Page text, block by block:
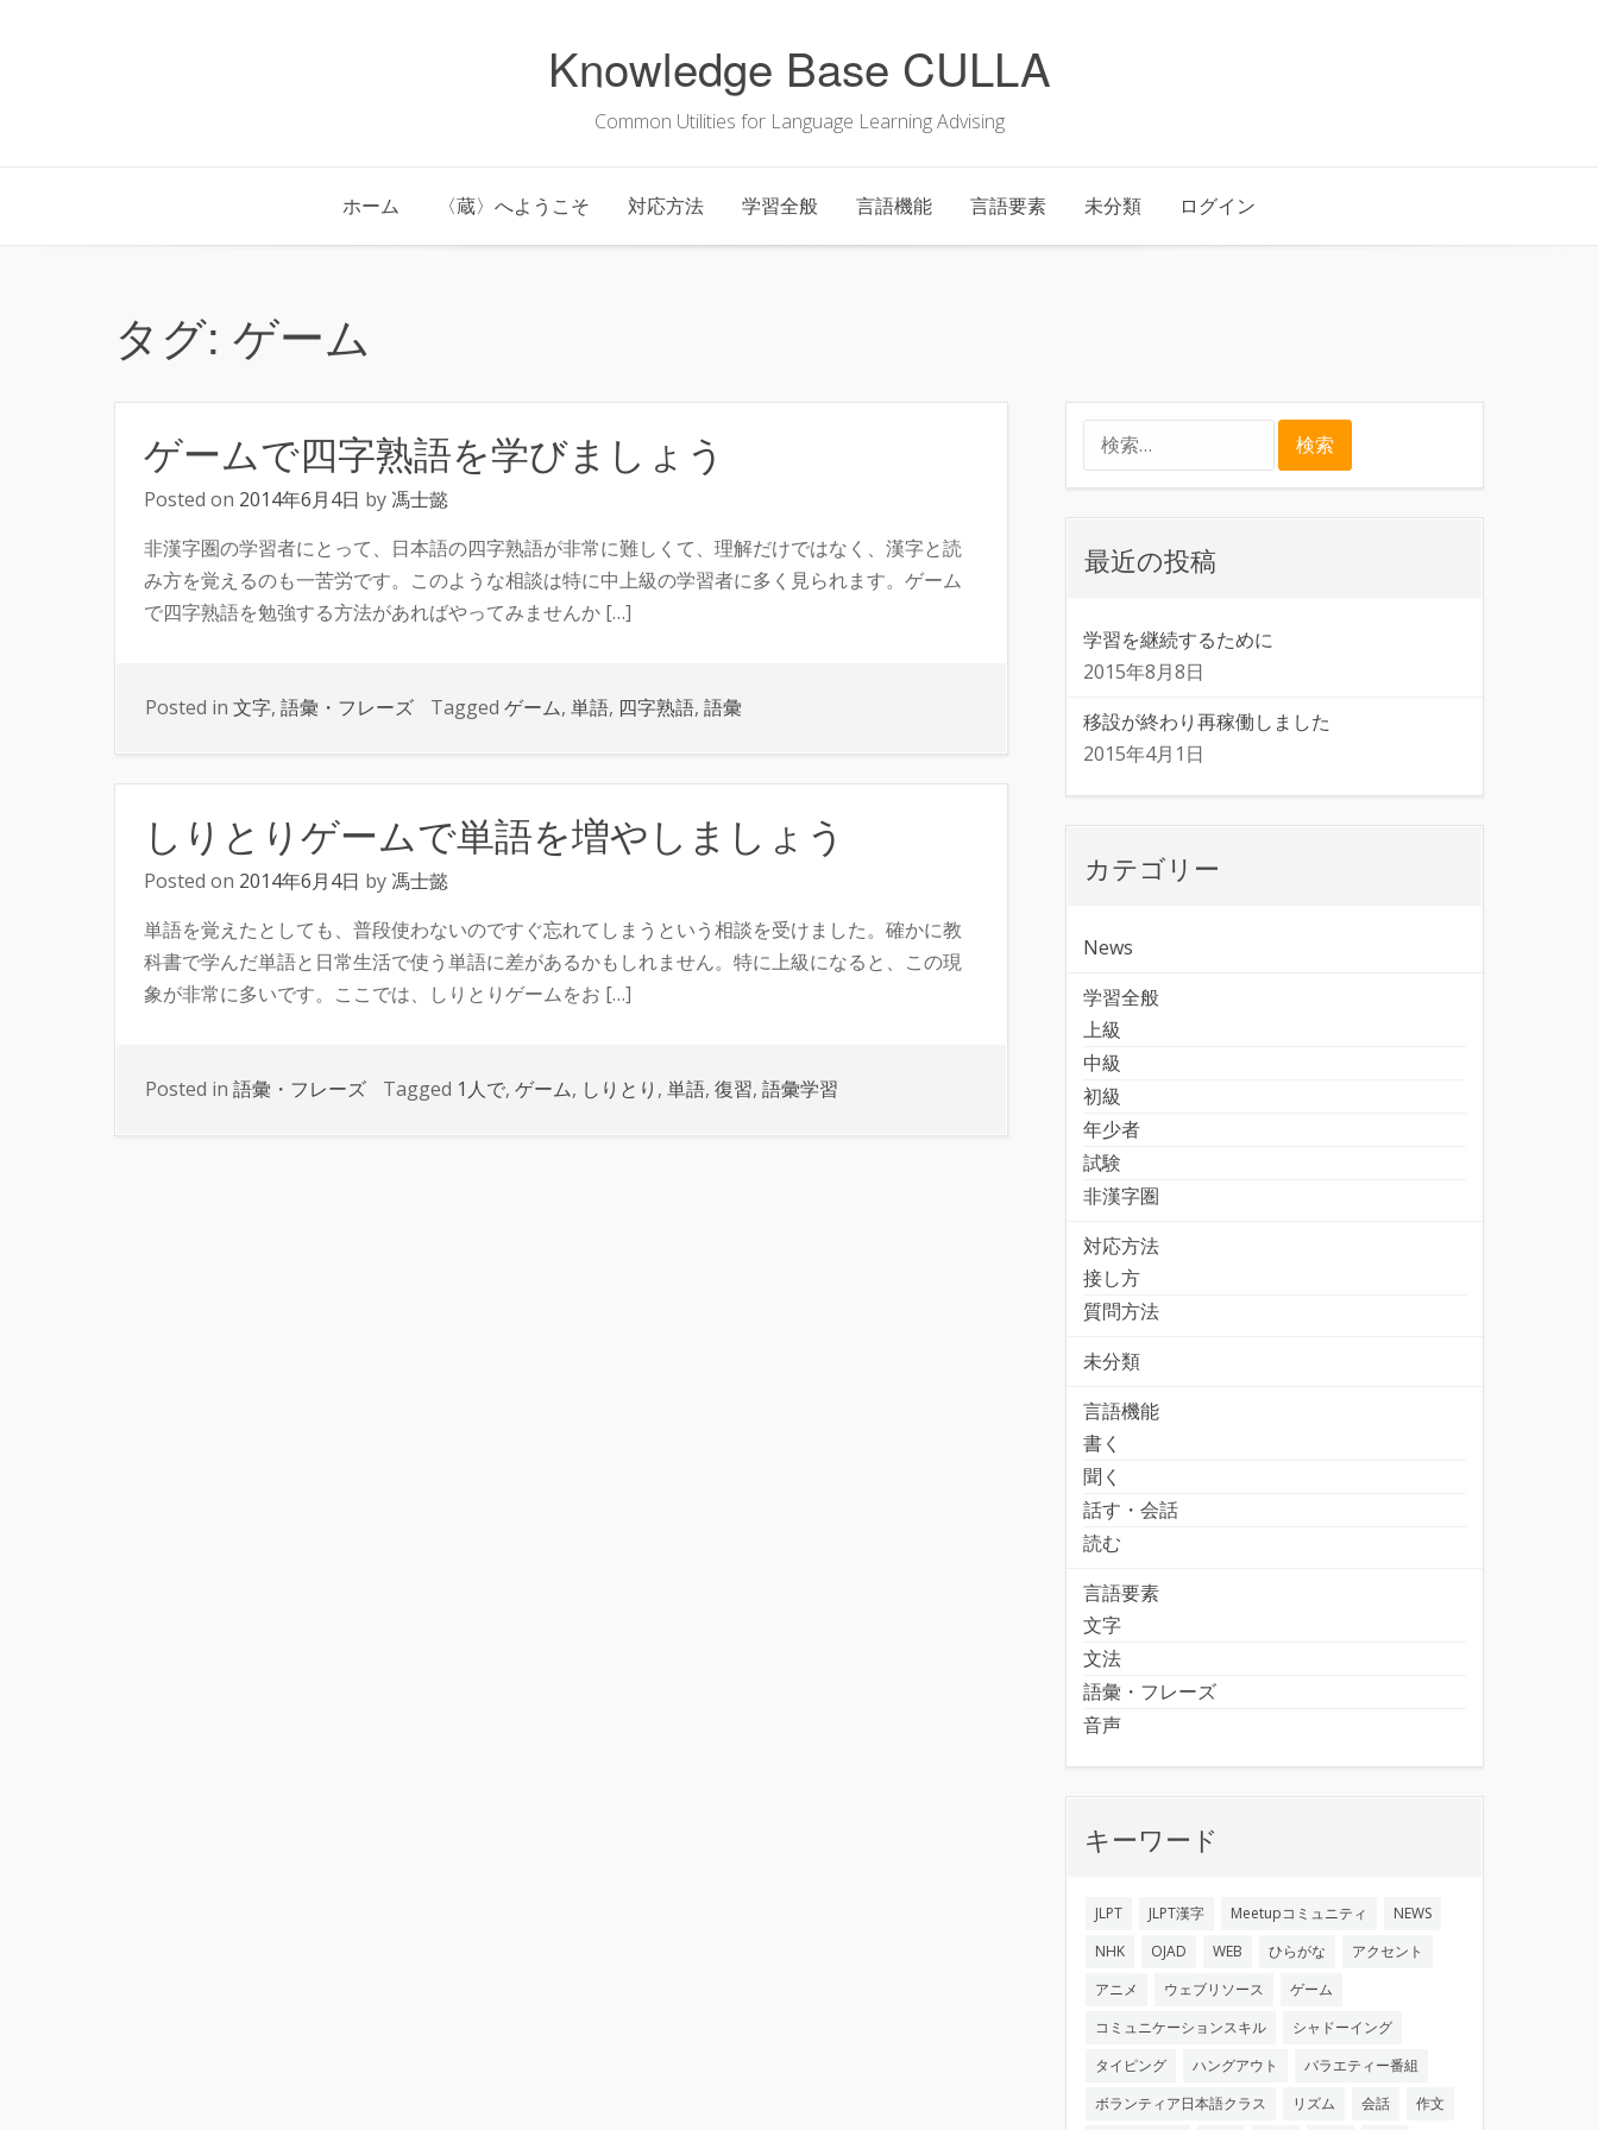
Knowledge Base CULLA
Common Utilities for Language Learning Advising
ホーム 〈蔵〉へようこそ 対応方法 学習全般 言語機能 言語要素 未分類 ログイン
タグ: ゲーム
ゲームで四字熟語を学びましょう
Posted on 2014年6月4日 by 馮士懿
非漢字圏の学習者にとって、日本語の四字熟語が非常に難しくて、理解だけではなく、漢字と読
み方を覚えるのも一苦労です。このような相談は特に中上級の学習者に多く見られます。ゲーム
で四字熟語を勉強する方法があればやってみませんか […]
Posted in 文字, 語彙・フレーズ Tagged ゲーム, 単語, 四字熟語, 語彙
しりとりゲームで単語を増やしましょう
Posted on 2014年6月4日 by 馮士懿
単語を覚えたとしても、普段使わないのですぐ忘れてしまうという相談を受けました。確かに教
科書で学んだ単語と日常生活で使う単語に差があるかもしれません。特に上級になると、この現
象が非常に多いです。ここでは、しりとりゲームをお […]
Posted in 語彙・フレーズ Tagged 1人で, ゲーム, しりとり , 単語, 復習, 語彙学習
最近の投稿
学習を継続するために
2015年8月8日
移設が終わり再稼働しました
2015年4月1日
カテゴリー
News
学習全般
上級
中級
初級
年少者
試験
非漢字圏
対応方法
接し方
質問方法
未分類
言語機能
書く
聞く
話す・会話
読む
言語要素
文字
文法
語彙・フレーズ
音声
キーワード
JLPT JLPT漢字 Meetupコミュニティ
NEWS
NHK
OJAD WEB ひらがな
アクセント
アニメ
ウェブリソース
ゲーム
コミュニケーションスキル
シャドーイング
タイピング
ハングアウト
バラエティー番組
ボランティア日本語クラス
リズム 会話 作文